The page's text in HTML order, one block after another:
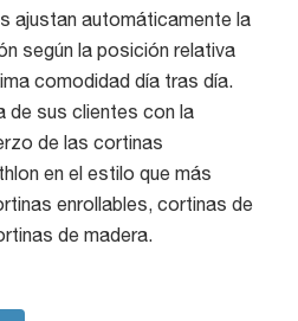
ajustan automáticamente la
según la posición relativa
comodidad día tras día.
de sus clientes con la
de las cortinas
en el estilo que más
enrollables, cortinas de
de madera.